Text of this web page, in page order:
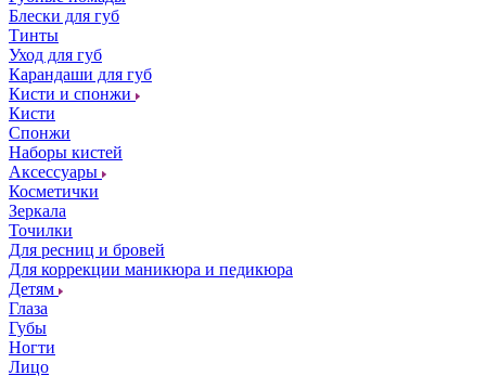
Блески для губ
Тинты
Уход для губ
Карандаши для губ
Кисти и спонжи
Кисти
Спонжи
Наборы кистей
Аксессуары
Косметички
Зеркала
Точилки
Для ресниц и бровей
Для коррекции маникюра и педикюра
Детям
Глаза
Губы
Ногти
Лицо